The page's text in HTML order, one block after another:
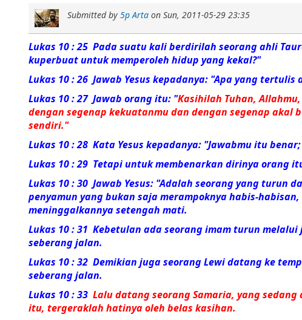
Submitted by 5p Arta on Sun, 2011-05-29 23:35
Lukas 10 : 25 Pada suatu kali berdirilah seorang ahli
kuperbuat untuk memperoleh hidup yang kekal?"
Lukas 10 : 26 Jawab Yesus kepadanya: "Apa yang tertulis
Lukas 10 : 27 Jawab orang itu: "Kasihilah Tuhan,
dengan segenap kekuatanmu dan dengan segenap
sendiri."
Lukas 10 : 28 Kata Yesus kepadanya: "Jawabmu itu
Lukas 10 : 29 Tetapi untuk membenarkan dirinya orang
Lukas 10 : 30 Jawab Yesus: "Adalah seorang yang turun
penyamun yang bukan saja merampoknya habis-
meninggalkannya setengah mati.
Lukas 10 : 31 Kebetulan ada seorang imam turun
seberang jalan.
Lukas 10 : 32 Demikian juga seorang Lewi datang ke
seberang jalan.
Lukas 10 : 33 Lalu datang seorang Samaria, yang
itu, tergeraklah hatinya oleh belas kasihan.